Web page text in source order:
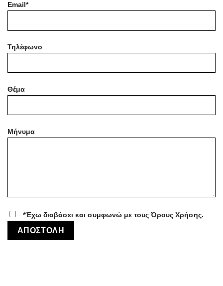
Email*
Τηλέφωνο
Θέμα
Μήνυμα
*Έχω διαβάσει και συμφωνώ με τους Όρους Χρήσης.